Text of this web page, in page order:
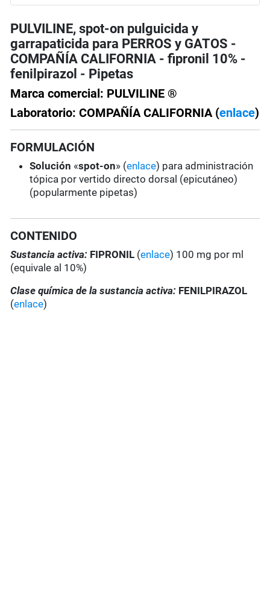
PULVILINE, spot-on pulguicida y
garrapaticida para PERROS y GATOS -
COMPAÑÍA CALIFORNIA - fipronil 10% -
fenilpirazol - Pipetas
Marca comercial: PULVILINE ®
Laboratorio: COMPAÑÍA CALIFORNIA (enlace)
FORMULACIÓN
Solución «spot-on» (enlace) para administración
tópica por vertido directo dorsal (epicutáneo)
(popularmente pipetas)
CONTENIDO
Sustancia activa: FIPRONIL (enlace) 100 mg por ml
(equivale al 10%)
Clase química de la sustancia activa: FENILPIRAZOL
(enlace)